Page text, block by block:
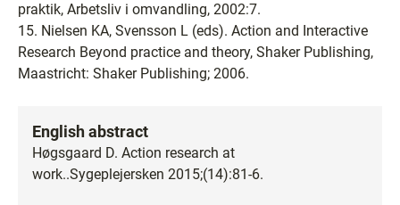
praktik, Arbetsliv i omvandling, 2002:7.
15. Nielsen KA, Svensson L (eds). Action and Interactive
Research Beyond practice and theory, Shaker Publishing,
Maastricht: Shaker Publishing; 2006.
English abstract
Høgsgaard D. Action research at
work..Sygeplejersken 2015;(14):81-6.